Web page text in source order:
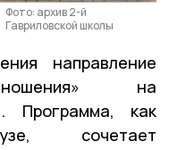
Фото: архив 2-й
Гавриловской школы
направление
на
Программа, как
сочетает